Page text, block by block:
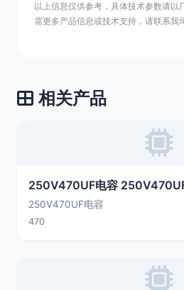
以上信息仅供参考，具体技术参数请以
需更多产品信息或技术支持，请联系我
相关产品
250V470UF电容
250V470UF电容
470